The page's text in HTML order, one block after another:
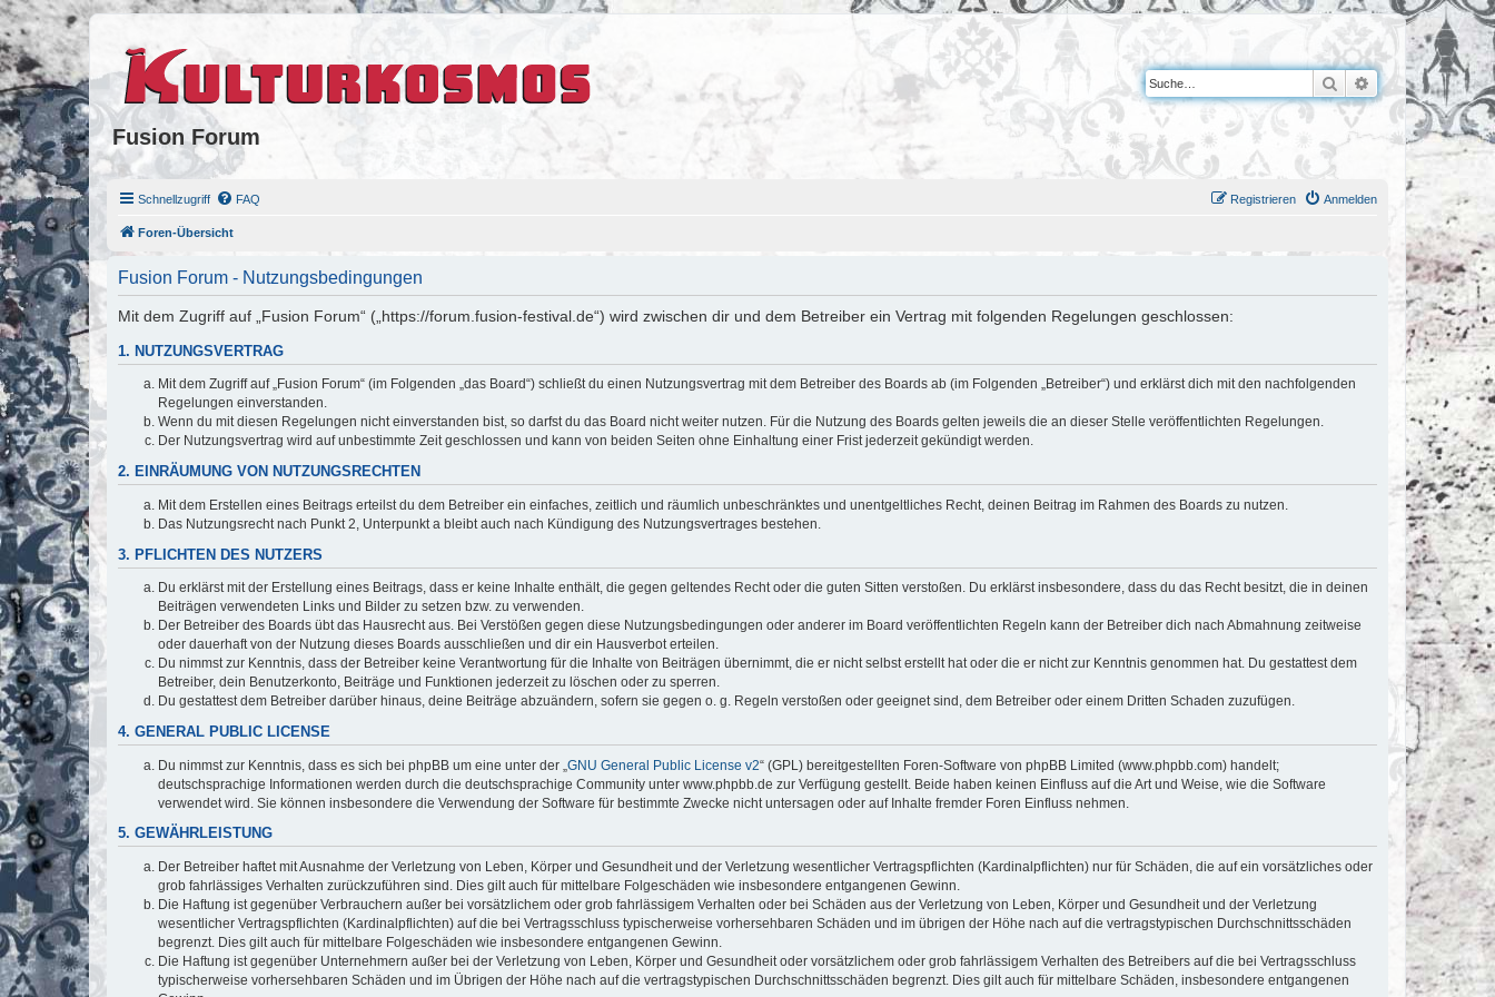
Fusion Forum
Suche Erweiterte Suche
Schnellzugriff FAQ Anmelden
Registrieren
Foren-Übersicht
Fusion Forum - Nutzungsbedingungen
Mit dem Zugriff auf „Fusion Forum“ („https://forum.fusion-festival.de“) wird zwischen dir und dem Betreiber ein Vertrag mit folgenden Regelungen geschlossen:
1. NUTZUNGSVERTRAG
Mit dem Zugriff auf „Fusion Forum“ (im Folgenden „das Board“) schließt du einen Nutzungsvertrag mit dem Betreiber des Boards ab (im Folgenden „Betreiber“) und erklärst dich mit den nachfolgenden
Regelungen einverstanden.
Wenn du mit diesen Regelungen nicht einverstanden bist, so darfst du das Board nicht weiter nutzen. Für die Nutzung des Boards gelten jeweils die an dieser Stelle veröffentlichten Regelungen.
Der Nutzungsvertrag wird auf unbestimmte Zeit geschlossen und kann von beiden Seiten ohne Einhaltung einer Frist jederzeit gekündigt werden.
2. EINRÄUMUNG VON NUTZUNGSRECHTEN
Mit dem Erstellen eines Beitrags erteilst du dem Betreiber ein einfaches, zeitlich und räumlich unbeschränktes und unentgeltliches Recht, deinen Beitrag im Rahmen des Boards zu nutzen.
Das Nutzungsrecht nach Punkt 2, Unterpunkt a bleibt auch nach Kündigung des Nutzungsvertrages bestehen.
3. PFLICHTEN DES NUTZERS
Du erklärst mit der Erstellung eines Beitrags, dass er keine Inhalte enthält, die gegen geltendes Recht oder die guten Sitten verstoßen. Du erklärst insbesondere, dass du das Recht besitzt, die in deinen
Beiträgen verwendeten Links und Bilder zu setzen bzw. zu verwenden.
Der Betreiber des Boards übt das Hausrecht aus. Bei Verstößen gegen diese Nutzungsbedingungen oder anderer im Board veröffentlichten Regeln kann der Betreiber dich nach Abmahnung zeitweise
oder dauerhaft von der Nutzung dieses Boards ausschließen und dir ein Hausverbot erteilen.
Du nimmst zur Kenntnis, dass der Betreiber keine Verantwortung für die Inhalte von Beiträgen übernimmt, die er nicht selbst erstellt hat oder die er nicht zur Kenntnis genommen hat. Du gestattest dem
Betreiber, dein Benutzerkonto, Beiträge und Funktionen jederzeit zu löschen oder zu sperren.
Du gestattest dem Betreiber darüber hinaus, deine Beiträge abzuändern, sofern sie gegen o. g. Regeln verstoßen oder geeignet sind, dem Betreiber oder einem Dritten Schaden zuzufügen.
4. GENERAL PUBLIC LICENSE
Du nimmst zur Kenntnis, dass es sich bei phpBB um eine unter der „ GNU General Public License v2“ (GPL) bereitgestellten Foren-Software von phpBB Limited (www.phpbb.com) handelt;
deutschsprachige Informationen werden durch die deutschsprachige Community unter www.phpbb.de zur Verfügung gestellt. Beide haben keinen Einfluss auf die Art und Weise, wie die Software
verwendet wird. Sie können insbesondere die Verwendung der Software für bestimmte Zwecke nicht untersagen oder auf Inhalte fremder Foren Einfluss nehmen.
5. GEWÄHRLEISTUNG
Der Betreiber haftet mit Ausnahme der Verletzung von Leben, Körper und Gesundheit und der Verletzung wesentlicher Vertragspflichten (Kardinalpflichten) nur für Schäden, die auf ein vorsätzliches oder
grob fahrlässiges Verhalten zurückzuführen sind. Dies gilt auch für mittelbare Folgeschäden wie insbesondere entgangenen Gewinn.
Die Haftung ist gegenüber Verbrauchern außer bei vorsätzlichem oder grob fahrlässigem Verhalten oder bei Schäden aus der Verletzung von Leben, Körper und Gesundheit und der Verletzung
wesentlicher Vertragspflichten (Kardinalpflichten) auf die bei Vertragsschluss typischerweise vorhersehbaren Schäden und im übrigen der Höhe nach auf die vertragstypischen Durchschnittsschäden
begrenzt. Dies gilt auch für mittelbare Folgeschäden wie insbesondere entgangenen Gewinn.
Die Haftung ist gegenüber Unternehmern außer bei der Verletzung von Leben, Körper und Gesundheit oder vorsätzlichem oder grob fahrlässigem Verhalten des Betreibers auf die bei Vertragsschluss
typischerweise vorhersehbaren Schäden und im Übrigen der Höhe nach auf die vertragstypischen Durchschnittsschäden begrenzt. Dies gilt auch für mittelbare Schäden, insbesondere entgangenen